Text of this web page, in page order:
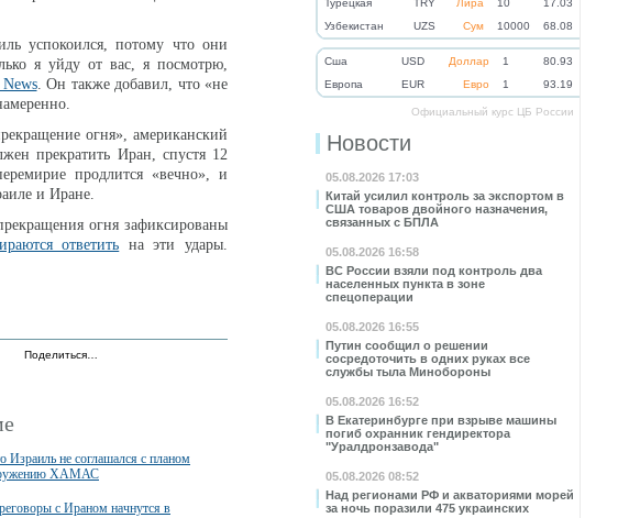
Турецкая
TRY Лира 10
17.03
Узбекистан
UZS Сум 10000 68.08
Cша USD Доллар 1
80.93
Eвропа
EUR Евро 1 93.19
Официальный курс ЦБ России
Новости
05.08.2026 17:03
Китай усилил контроль за экспортом в
США товаров двойного назначения,
связанных с БПЛА
05.08.2026 16:58
ВС России взяли под контроль два
населенных пункта в зоне
спецоперации
05.08.2026 16:55
Путин сообщил о решении
сосредоточить в одних руках все
службы тыла Минобороны
05.08.2026 16:52
В Екатеринбурге при взрыве машины
погиб охранник гендиректора
"Уралдронзавода"
05.08.2026 08:52
Над регионами РФ и акваториями морей
за ночь поразили 475 украинских
успокоился, потому что они
я уйду от вас, я посмотрю,
. Он также добавил, что «не
огня», американский
прекратить Иран, спустя 12
продлится «вечно», и
и Иране.
огня зафиксированы
ответить на эти удары.
Поделиться…
Израиль не соглашался с планом
ХАМАС
с Ираном начнутся в